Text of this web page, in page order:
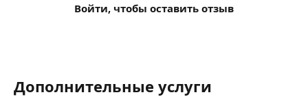
Войти, чтобы оставить отзыв
Дополнительные услуги